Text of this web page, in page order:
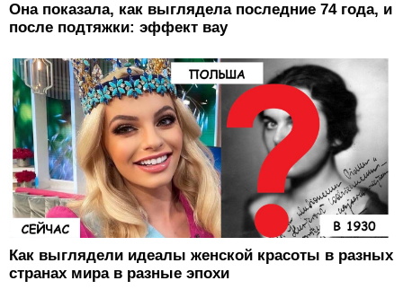
Она показала, как выглядела последние 74 года, и
после подтяжки: эффект вау
Как выглядели идеалы женской красоты в разных
странах мира в разные эпохи